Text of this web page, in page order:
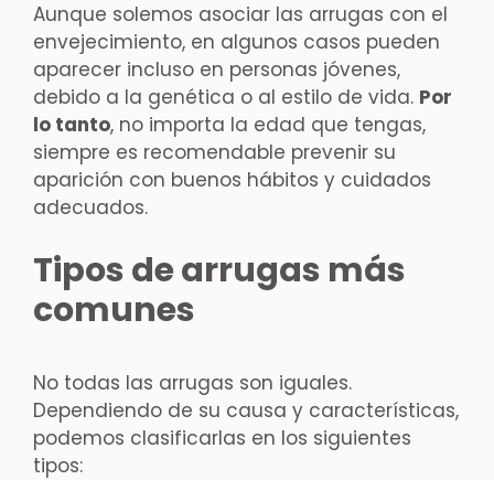
Aunque solemos asociar las arrugas con el
envejecimiento, en algunos casos pueden
aparecer incluso en personas jóvenes,
debido a la genética o al estilo de vida. Por
lo tanto, no importa la edad que tengas,
siempre es recomendable prevenir su
aparición con buenos hábitos y cuidados
adecuados.
Tipos de arrugas más
comunes
No todas las arrugas son iguales.
Dependiendo de su causa y características,
podemos clasificarlas en los siguientes
tipos: